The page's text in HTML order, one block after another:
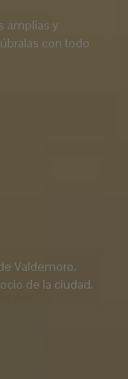
amplias y
con todo
Valdemoro,
de la ciudad.